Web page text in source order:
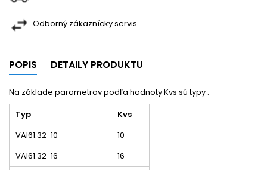
Odborný zákaznícky servis
POPIS DETAILY PRODUKTU
Na základe parametrov podľa hodnoty Kvs sú typy :
Typ
Kvs
VAI61.32-10
10
VAI61.32-16
16